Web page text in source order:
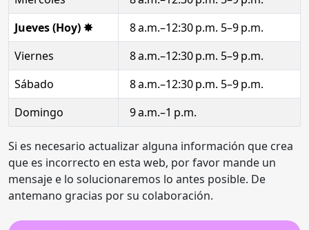
Jueves (Hoy) ✸
8 a.m.–12:30 p.m. 5–9 p.m.
Viernes
8 a.m.–12:30 p.m. 5–9 p.m.
Sábado
8 a.m.–12:30 p.m. 5–9 p.m.
Domingo
9 a.m.–1 p.m.
Si es necesario actualizar alguna información que crea
que es incorrecto en esta web, por favor mande un
mensaje e lo solucionaremos lo antes posible. De
antemano gracias por su colaboración.